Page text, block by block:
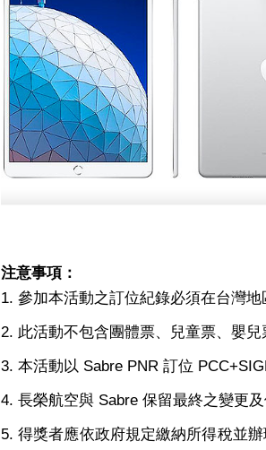
注意事項：
1. 參加本活動之訂位紀錄必須在台灣
2. 此活動不包含團體票、兒童票、嬰兒
3. 本活動以 Sabre PNR 訂位
4. 長榮航空與 Sabre 保留最終之變更
5. 得獎者應依政府規定繳納所得稅並